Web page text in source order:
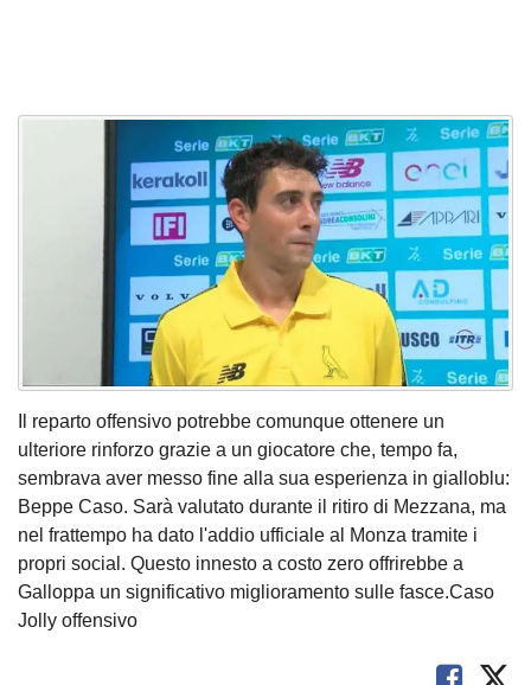
Il reparto offensivo potrebbe comunque ottenere un
ulteriore rinforzo grazie a un giocatore che, tempo fa,
sembrava aver messo fine alla sua esperienza in gialloblu:
Beppe Caso. Sarà valutato durante il ritiro di Mezzana, ma
nel frattempo ha dato l'addio ufficiale al Monza tramite i
propri social. Questo innesto a costo zero offrirebbe a
Galloppa un significativo miglioramento sulle fasce.Caso
Jolly offensivo